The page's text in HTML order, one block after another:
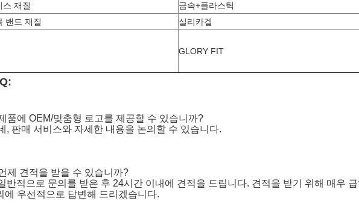
스 재질
금속+플라스틱
밴드 재질
실리카겔
GLORY FIT
품에 OEM/맞춤형 로고를 제공할 수 있습니까?
, 판매 서비스와 자세한 내용을 논의할 수 있습니다.
제 견적을 받을 수 있습니까?
반적으로 문의를 받은 후 24시간 이내에 견적을 드립니다. 견적을 받기 위해 매우
에 우선적으로 답변해 드리겠습니다.